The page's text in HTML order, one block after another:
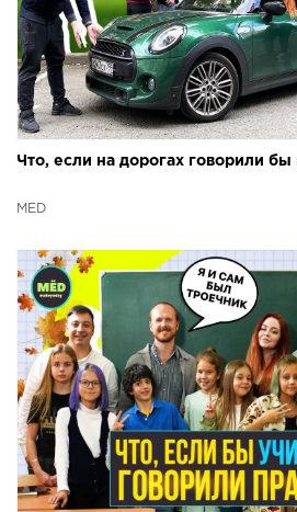
Что, если на дорогах говорили бы
МЁD